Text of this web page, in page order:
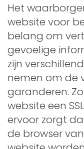
Het
website voor
belang om
gevoelige
zijn
nemen om de
garanderen.
website een
ervoor zorgt
de browser